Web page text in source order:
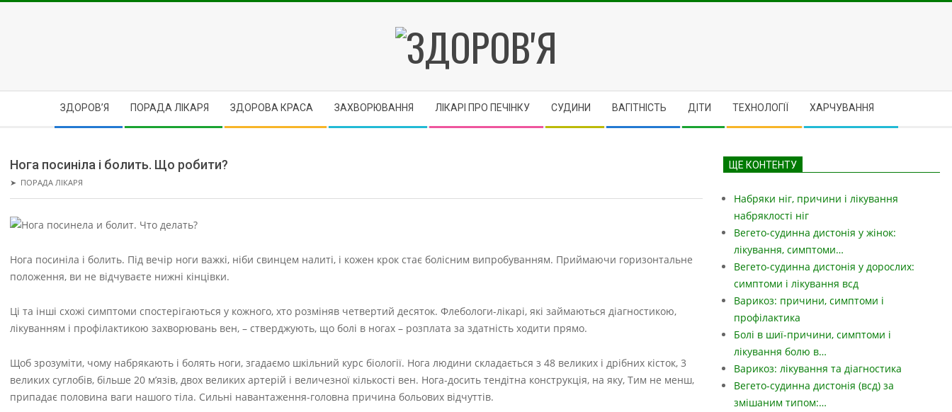
ЗДОРОВ'Я
ЗДОРОВ’Я ПОРАДА ЛІКАРЯ ЗДОРОВА КРАСА ЗАХВОРЮВАННЯ ЛІКАРІ ПРО ПЕЧІНКУ CУДИНИ ВАГІТНІСТЬ ДІТИ ТЕХНОЛОГІЇ ХАРЧУВАННЯ
Нога посиніла і болить. Що робити?
➤ ПОРАДА ЛІКАРЯ
Нога посиніла і болить. Під вечір ноги важкі, ніби свинцем налиті, і кожен крок стає болісним випробуванням. Приймаючи горизонтальне
положення, ви не відчуваєте нижні кінцівки.
Ці та інші схожі симптоми спостерігаються у кожного, хто розміняв четвертий десяток. Флебологи-лікарі, які займаються діагностикою,
лікуванням і профілактикою захворювань вен, – стверджують, що болі в ногах – розплата за здатність ходити прямо.
Щоб зрозуміти, чому набрякають і болять ноги, згадаємо шкільний курс біології. Нога людини складається з 48 великих і дрібних кісток, 3
великих суглобів, більше 20 м’язів, двох великих артерій і величезної кількості вен. Нога-досить тендітна конструкція, на яку, Тим не менш,
припадає половина ваги нашого тіла. Сильні навантаження-головна причина больових відчуттів.
ЩЕ КОНТЕНТУ
Набряки ніг, причини і лікування
набряклості ніг
Вегето-судинна дистонія у жінок:
лікування, симптоми…
Вегето-судинна дистонія у дорослих:
симптоми і лікування всд
Варикоз: причини, симптоми і
профілактика
Болі в шиї-причини, симптоми і
лікування болю в…
Варикоз: лікування та діагностика
Вегето-судинна дистонія (всд) за
змішаним типом:…